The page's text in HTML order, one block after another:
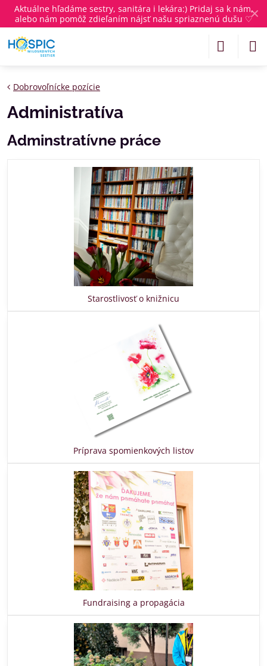
✕
Aktuálne hľadáme sestry, sanitára i lekára:) Pridaj sa k nám,
alebo nám pomôž zdieľaním nájsť našu spriaznenú dušu ♡
Dobrovoľnícke pozície
Administratíva
Adminstratívne práce
Starostlivosť o knižnicu
Príprava spomienkových listov
Fundraising a propagácia